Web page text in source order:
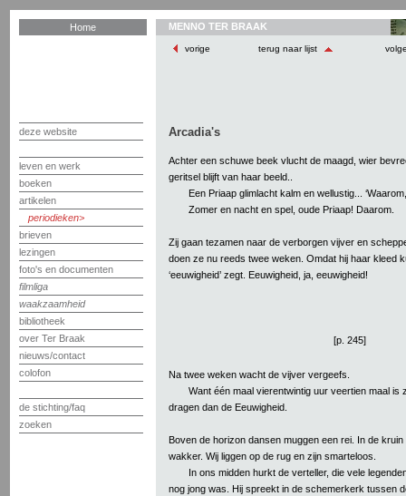
Home
deze website
leven en werk
boeken
artikelen
periodieken
brieven
lezingen
foto's en documenten
filmliga
waakzaamheid
bibliotheek
over Ter Braak
nieuws/contact
colofon
de stichting/faq
zoeken
MENNO TER BRAAK
vorige terug naar lijst
Arcadia's
Achter een schuwe beek vlucht de maagd, wier
geritsel blijft van haar beeld..
Een Priaap glimlacht kalm en wellustig...
Zomer en nacht en spel, oude Priaap! Daarom.
Zij gaan tezamen naar de verborgen vijver en
doen ze nu reeds twee weken. Omdat hij haar kleed
‘eeuwigheid’ zegt. Eeuwigheid, ja, eeuwigheid!
[p. 245]
Na twee weken wacht de vijver vergeefs.
Want één maal vierentwintig uur veertien maal is
dragen dan de Eeuwigheid.
Boven de horizon dansen muggen een rei. In de
wakker. Wij liggen op de rug en zijn smarteloos.
In ons midden hurkt de verteller, die vele
nog jong was. Hij spreekt in de schemerkerk tussen